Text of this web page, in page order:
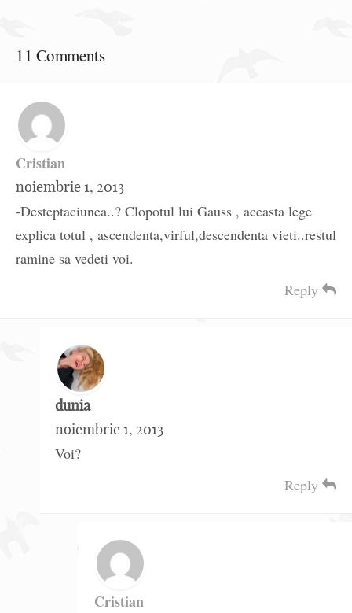
11 Comments
Cristian
noiembrie 1, 2013
-Desteptaciunea..? Clopotul lui Gauss , aceasta lege
explica totul , ascendenta,virful,descendenta vieti..restul
ramine sa vedeti voi.
Reply
dunia
noiembrie 1, 2013
Voi?
Reply
Cristian